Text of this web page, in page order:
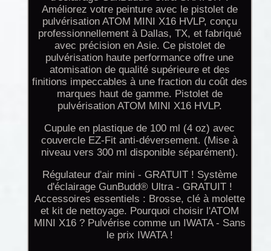
Améliorez votre peinture avec le pistolet de
pulvérisation ATOM MINI X16 HVLP, conçu
professionnellement à Dallas, TX, et fabriqué
avec précision en Asie. Ce pistolet de
pulvérisation haute performance offre une
atomisation de qualité supérieure et des
finitions impeccables à une fraction du coût des
marques haut de gamme. Pistolet de
pulvérisation ATOM MINI X16 HVLP.
Cupule en plastique de 100 ml (4 oz) avec
couvercle EZ-Fit anti-déversement. (Mise à
niveau vers 300 ml disponible séparément).
Régulateur d'air mini - GRATUIT ! Système
d'éclairage GunBudd® Ultra - GRATUIT !
Accessoires essentiels : Brosse, clé à molette
et kit de nettoyage. Pourquoi choisir l'ATOM
MINI X16 ? Pulvérise comme un IWATA - Sans
le prix IWATA !